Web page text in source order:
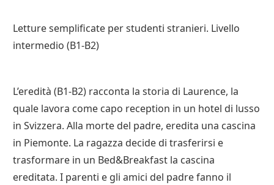
Letture semplificate per studenti stranieri. Livello
intermedio (B1-B2)
L’eredità (B1-B2) racconta la storia di Laurence, la
quale lavora come capo reception in un hotel di lusso
in Svizzera. Alla morte del padre, eredita una cascina
in Piemonte. La ragazza decide di trasferirsi e
trasformare in un Bed&Breakfast la cascina
ereditata. I parenti e gli amici del padre fanno il